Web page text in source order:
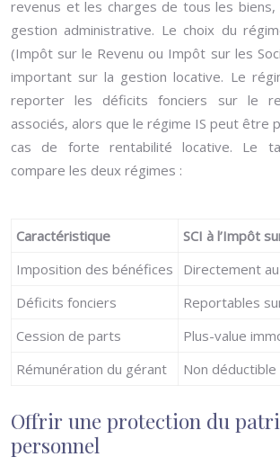
revenus et les charges de tous les
gestion administrative. Le choix du
(Impôt sur le Revenu ou Impôt sur les
important sur la gestion locative. Le
reporter les déficits fonciers sur le
associés, alors que le régime IS peut être
cas de forte rentabilité locative. Le
compare les deux régimes :
Caractéristique
SCI à l’Impôt
Imposition des bénéfices
Directement
Déficits fonciers
Reportables
Cession de parts
Plus-value
Rémunération du gérant
Non
Offrir une protection du
personnel